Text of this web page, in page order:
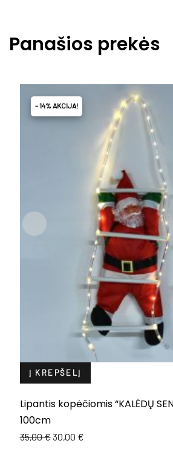
Panašios prekės
Į KREPŠELĮ
Lipantis kopėčiomis “KALĖDŲ
100cm
35,00€
Original 30,00 €
Current
- 14% AKCIJA!